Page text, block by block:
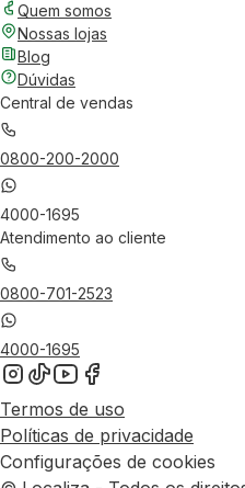
Quem somos
Nossas lojas
Blog
Dúvidas
Central de vendas
0800-200-2000
4000-1695
Atendimento ao cliente
0800-701-2523
4000-1695
Termos de uso
Políticas de privacidade
Configurações de cookies